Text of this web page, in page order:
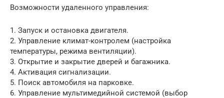
Возможности удаленного управления:
1. Запуск и остановка двигателя.
2. Управление климат-контролем (настройка
температуры, режима вентиляции).
3. Открытие и закрытие дверей и багажника.
4. Активация сигнализации.
5. Поиск автомобиля на парковке.
6. Управление мультимедийной системой (выбор